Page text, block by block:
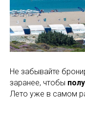
Не забывайте
заранее, чтобы
Лето уже в самом